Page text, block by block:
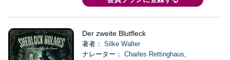
Der zweite Blutfleck
著者： Silke Walter
ナレーター： Charles Rettinghaus,